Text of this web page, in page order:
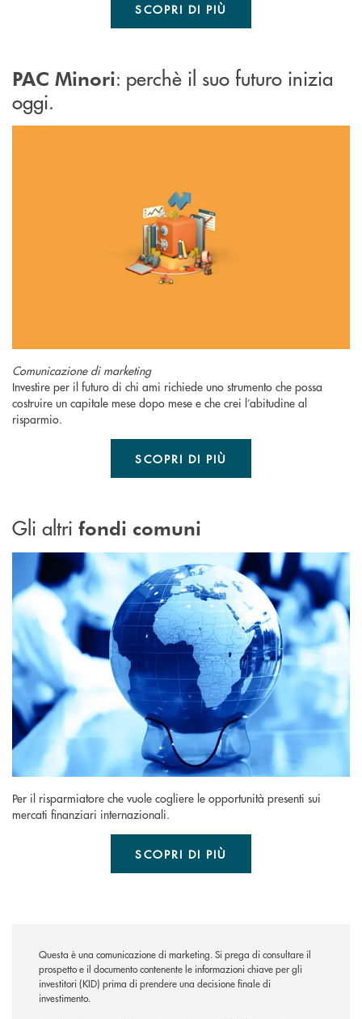
SCOPRI DI PIÙ
PAC Minori: perchè il suo futuro inizia
oggi.
Comunicazione di marketing
Investire per il futuro di chi ami richiede uno strumento che possa
costruire un capitale mese dopo mese e che crei l’abitudine al
risparmio.
SCOPRI DI PIÙ
Gli altri fondi comuni
Per il risparmiatore che vuole cogliere le opportunità presenti sui
mercati finanziari internazionali.
SCOPRI DI PIÙ
Questa è una comunicazione di marketing. Si prega di consultare il
prospetto e il documento contenente le informazioni chiave per gli
investitori (KID) prima di prendere una decisione finale di
investimento.